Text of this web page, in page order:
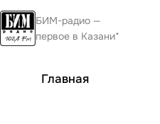
БИМ-радио —
первое в Казани*
Главная